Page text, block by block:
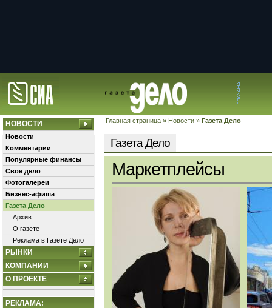
Главная страница » Новости » Газета Дело
НОВОСТИ
Новости
Комментарии
Популярные финансы
Свое дело
Фотогалереи
Бизнес-афиша
Газета Дело
Архив
О газете
Реклама в Газете Дело
РЫНКИ
КОМПАНИИ
О ПРОЕКТЕ
РЕКЛАМА:
Газета Дело
Маркетплейсы